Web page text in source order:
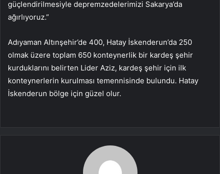
güçlendirilmesiyle depremzedelerimizi Sakarya’da
ağırlıyoruz.”
Adıyaman Altınşehir’de 400, Hatay İskenderun’da 250
olmak üzere toplam 650 konteynerlik bir kardeş şehir
kurduklarını belirten Lider Aziz, kardeş şehir için ilk
konteynerlerin kurulması temennisinde bulundu. Hatay
İskenderun bölge için güzel olur.